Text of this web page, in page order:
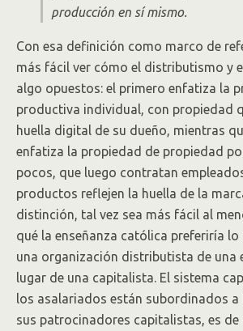
producción en sí mismo.
Con esa definición como marco de
más fácil ver cómo el distributismo y
algo opuestos: el primero enfatiza la
productiva individual, con propiedad
huella digital de su dueño, mientras
enfatiza la propiedad de propiedad
pocos, que luego contratan
productos reflejen la huella de la
distinción, tal vez sea más fácil al
qué la enseñanza católica preferiría
una organización distributista de una
lugar de una capitalista. El sistema
los asalariados están subordinados
sus patrocinadores capitalistas, es de